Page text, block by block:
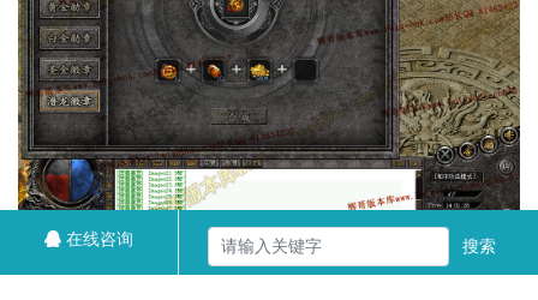
在线咨询 搜索